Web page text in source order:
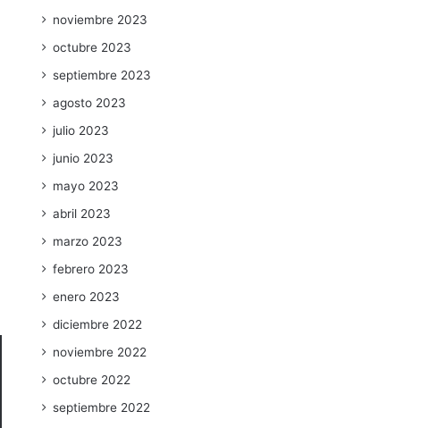
noviembre 2023
octubre 2023
septiembre 2023
agosto 2023
julio 2023
junio 2023
mayo 2023
abril 2023
marzo 2023
febrero 2023
enero 2023
diciembre 2022
noviembre 2022
octubre 2022
septiembre 2022